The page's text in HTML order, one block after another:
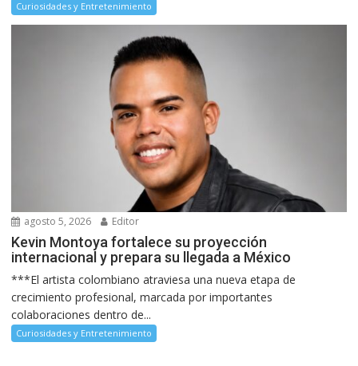
Curiosidades y Entretenimiento
agosto 5, 2026 Editor
Kevin Montoya fortalece su proyección
internacional y prepara su llegada a México
***El artista colombiano atraviesa una nueva etapa de
crecimiento profesional, marcada por importantes
colaboraciones dentro de...
Curiosidades y Entretenimiento